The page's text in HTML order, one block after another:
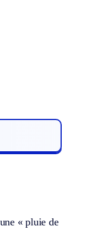
« pluie de